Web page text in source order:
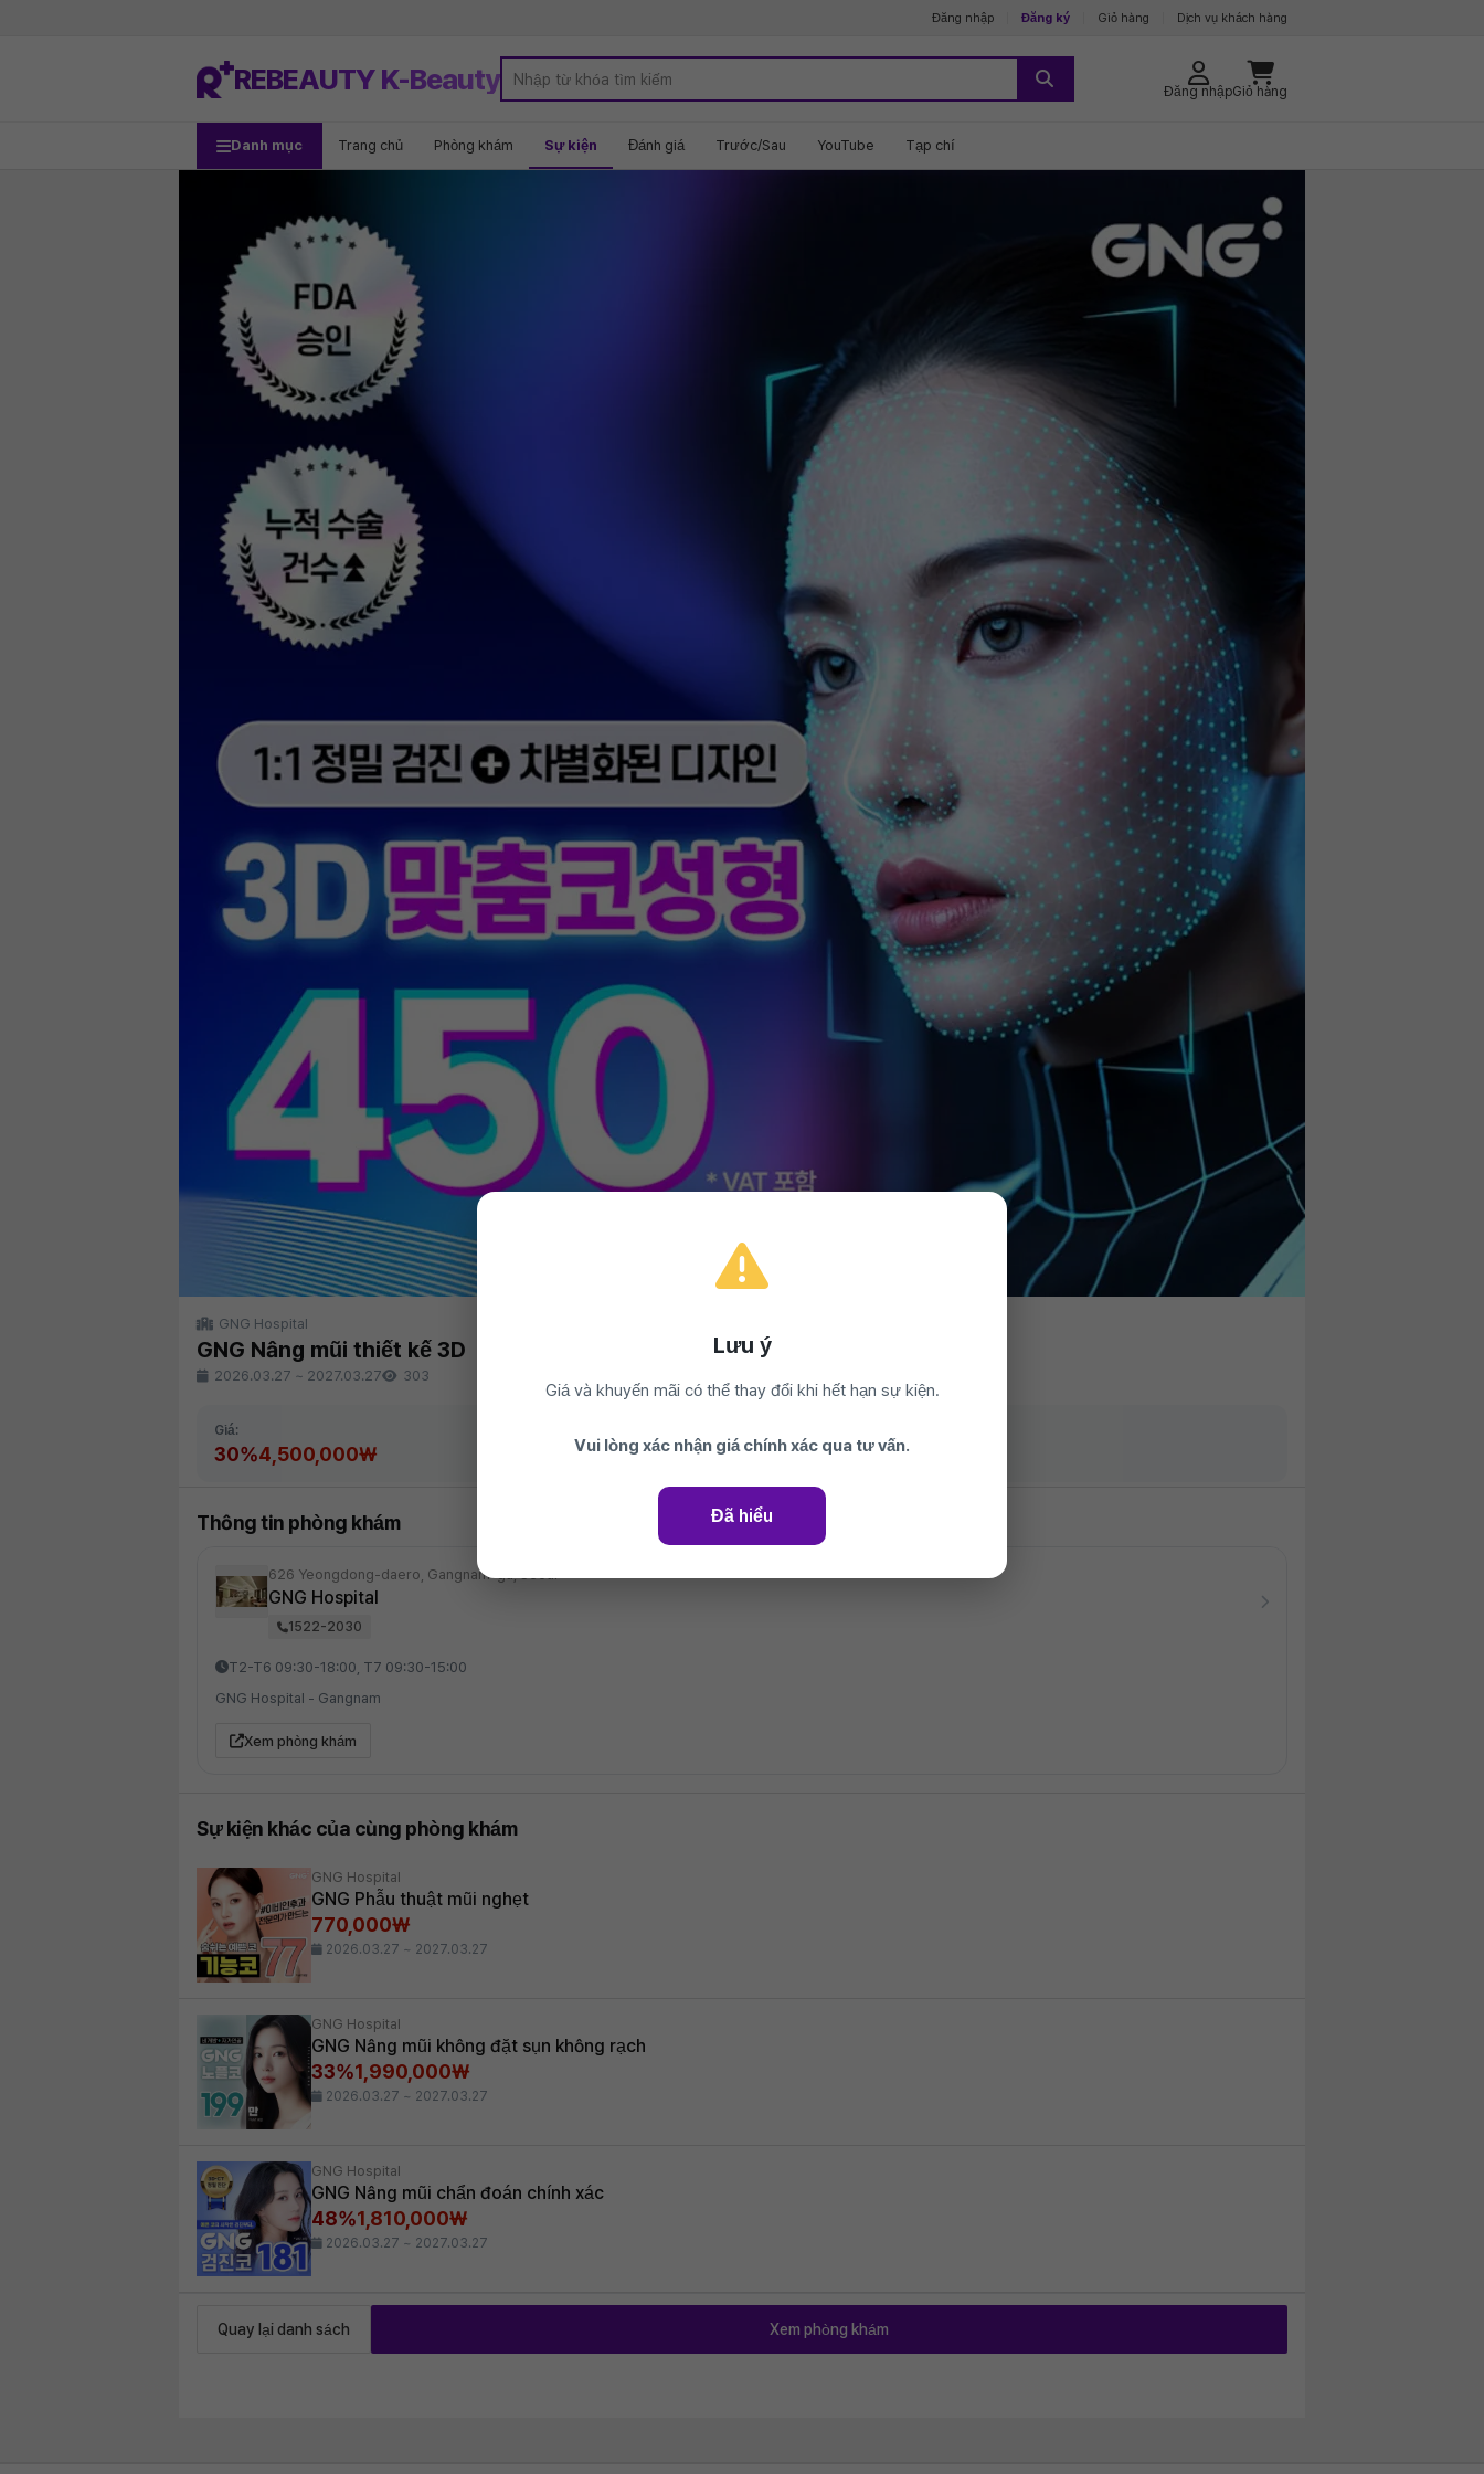
Đăng nhập Đăng ký Giỏ hàng Dịch vụ khách hàng
REBEAUTY K-Beauty Đăng nhậpGiỏ hàng
Danh mục Trang chủ Phòng khám Sự kiện Đánh giá Trước/Sau YouTube Tạp chí
GNG Hospital
GNG Nâng mũi thiết kế 3D
2026.03.27 ~ 2027.03.27 303
Giá:
30%4,500,000₩
Thông tin phòng khám
626 Yeongdong-daero, Gangnam-gu, Seoul
GNG Hospital
1522-2030
T2-T6 09:30-18:00, T7 09:30-15:00
GNG Hospital - Gangnam
Xem phòng khám
Sự kiện khác của cùng phòng khám
GNG Hospital
GNG Phẫu thuật mũi nghẹt
770,000₩
2026.03.27 ~ 2027.03.27
GNG Hospital
GNG Nâng mũi không đặt sụn không rạch
33%1,990,000₩
2026.03.27 ~ 2027.03.27
GNG Hospital
GNG Nâng mũi chẩn đoán chính xác
48%1,810,000₩
2026.03.27 ~ 2027.03.27
Quay lại danh sách Xem phòng khám
Lưu ý
Giá và khuyến mãi có thể thay đổi khi hết hạn sự kiện.
Vui lòng xác nhận giá chính xác qua tư vấn.
Đã hiểu